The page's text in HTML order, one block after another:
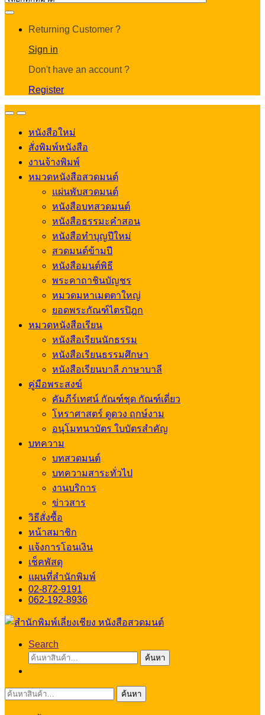
Returning Customer ?
Sign in
Don't have an account ?
Register
OpenClose
หนังสือใหม่
สั่งพิมพ์หนังสือ
งานจ้างพิมพ์
หมวดหนังสือสวดมนต์
แผ่นพับสวดมนต์
หนังสือบทสวดมนต์
หนังสือธรรมะคำสอน
หนังสือทำบุญปีใหม่
สวดมนต์ข้ามปี
หนังสือมนต์พิธี
พระคาถาชินบัญชร
หมวดมหาเมตตาใหญ่
ยอดพระกัณฑ์ไตรปิฎก
หมวดหนังสือเรียน
หนังสือเรียนนักธรรม
หนังสือเรียนธรรมศึกษา
หนังสือเรียนบาลี ภาษาบาลี
คู่มือพระสงฆ์
คัมภีร์เทศน์ กัณฑ์ชุด กัณฑ์เดี่ยว
โหราศาสตร์ ดูดวง ฤกษ์งาม
อนุโมทนาบัตร ใบบัตรสำคัญ
บทความ
บทสวดมนต์
บทความสาระทั่วไป
งานบริการ
ข่าวสาร
วิธีสั่งซื้อ
หน้าสมาชิก
แจ้งการโอนเงิน
เช็คพัสดุ
แผนที่สำนักพิมพ์
02-872-9191
062-192-8936
Search
ค้นหา:
ค้นหา
ค้นหา: ค้นหา